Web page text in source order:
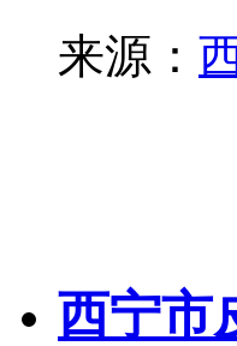
来源：
西宁市